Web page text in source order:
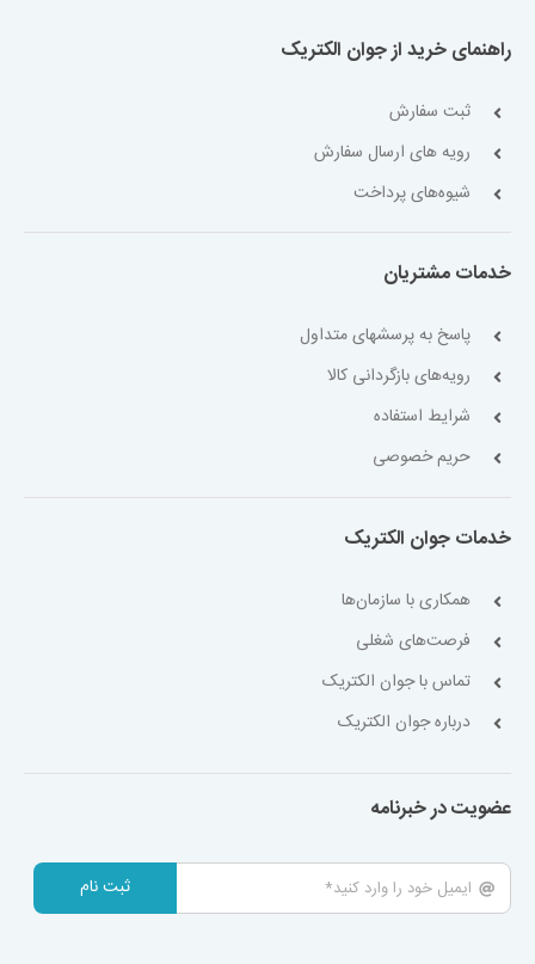
راهنمای خرید از جوان الکتریک
ثبت سفارش
رویه های ارسال سفارش
شیوه‌های پرداخت
خدمات مشتریان
پاسخ به پرسشهای متداول
رویه‌های بازگردانی کالا
شرایط استفاده
حریم خصوصی
خدمات جوان الکتریک
همکاری با سازمان‌ها
فرصت‌های شغلی
تماس با جوان الکتریک
درباره جوان الکتریک
عضویت در خبرنامه
ثبت نام